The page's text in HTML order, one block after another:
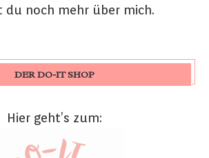
du noch mehr über mich.
DER DO-IT SHOP
Hier geht’s zum: